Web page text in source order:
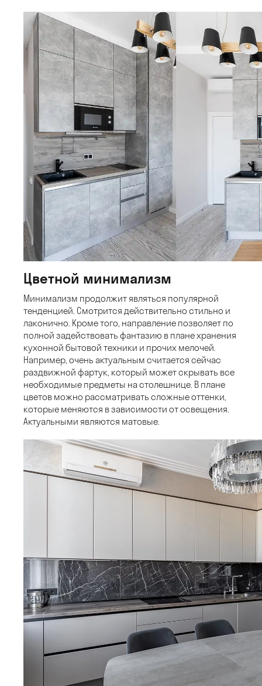
Цветной минимализм
Минимализм продолжит являться популярной
тенденцией. Смотрится действительно стильно и
лаконично. Кроме того, направление позволяет по
полной задействовать фантазию в плане хранения
кухонной бытовой техники и прочих мелочей.
Например, очень актуальным считается сейчас
раздвижной фартук, который может скрывать все
необходимые предметы на столешнице. В плане
цветов можно рассматривать сложные оттенки,
которые меняются в зависимости от освещения.
Актуальными являются матовые.